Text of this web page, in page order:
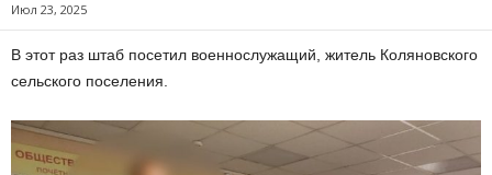
Июл 23, 2025
В этот раз штаб посетил военнослужащий, житель Коляновского
сельского поселения.